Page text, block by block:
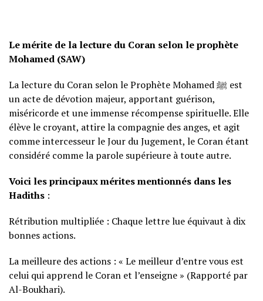
Le mérite de la lecture du Coran selon le prophète
Mohamed (SAW)
La lecture du Coran selon le Prophète Mohamed ﷺ est
un acte de dévotion majeur, apportant guérison,
miséricorde et une immense récompense spirituelle. Elle
élève le croyant, attire la compagnie des anges, et agit
comme intercesseur le Jour du Jugement, le Coran étant
considéré comme la parole supérieure à toute autre.
Voici les principaux mérites mentionnés dans les
Hadiths :
Rétribution multipliée : Chaque lettre lue équivaut à dix
bonnes actions.
La meilleure des actions : « Le meilleur d’entre vous est
celui qui apprend le Coran et l’enseigne » (Rapporté par
Al-Boukhari).